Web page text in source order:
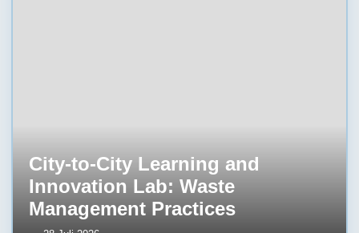
City-to-City Learning and
Innovation Lab: Waste
Management Practices